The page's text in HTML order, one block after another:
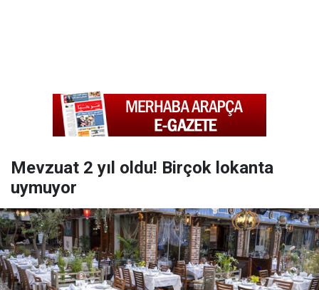
Mevzuat 2 yıl oldu! Birçok lokanta
uymuyor